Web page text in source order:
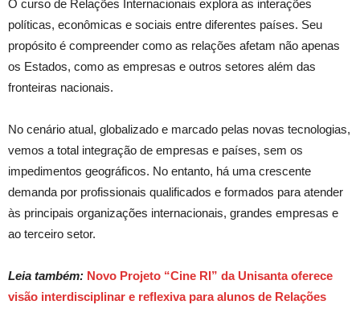
O curso de Relações Internacionais explora as interações
políticas, econômicas e sociais entre diferentes países. Seu
propósito é compreender como as relações afetam não apenas
os Estados, como as empresas e outros setores além das
fronteiras nacionais.
No cenário atual, globalizado e marcado pelas novas tecnologias,
vemos a total integração de empresas e países, sem os
impedimentos geográficos. No entanto, há uma crescente
demanda por profissionais qualificados e formados para atender
às principais organizações internacionais, grandes empresas e
ao terceiro setor.
Leia também: Novo Projeto “Cine RI” da Unisanta oferece
visão interdisciplinar e reflexiva para alunos de Relações